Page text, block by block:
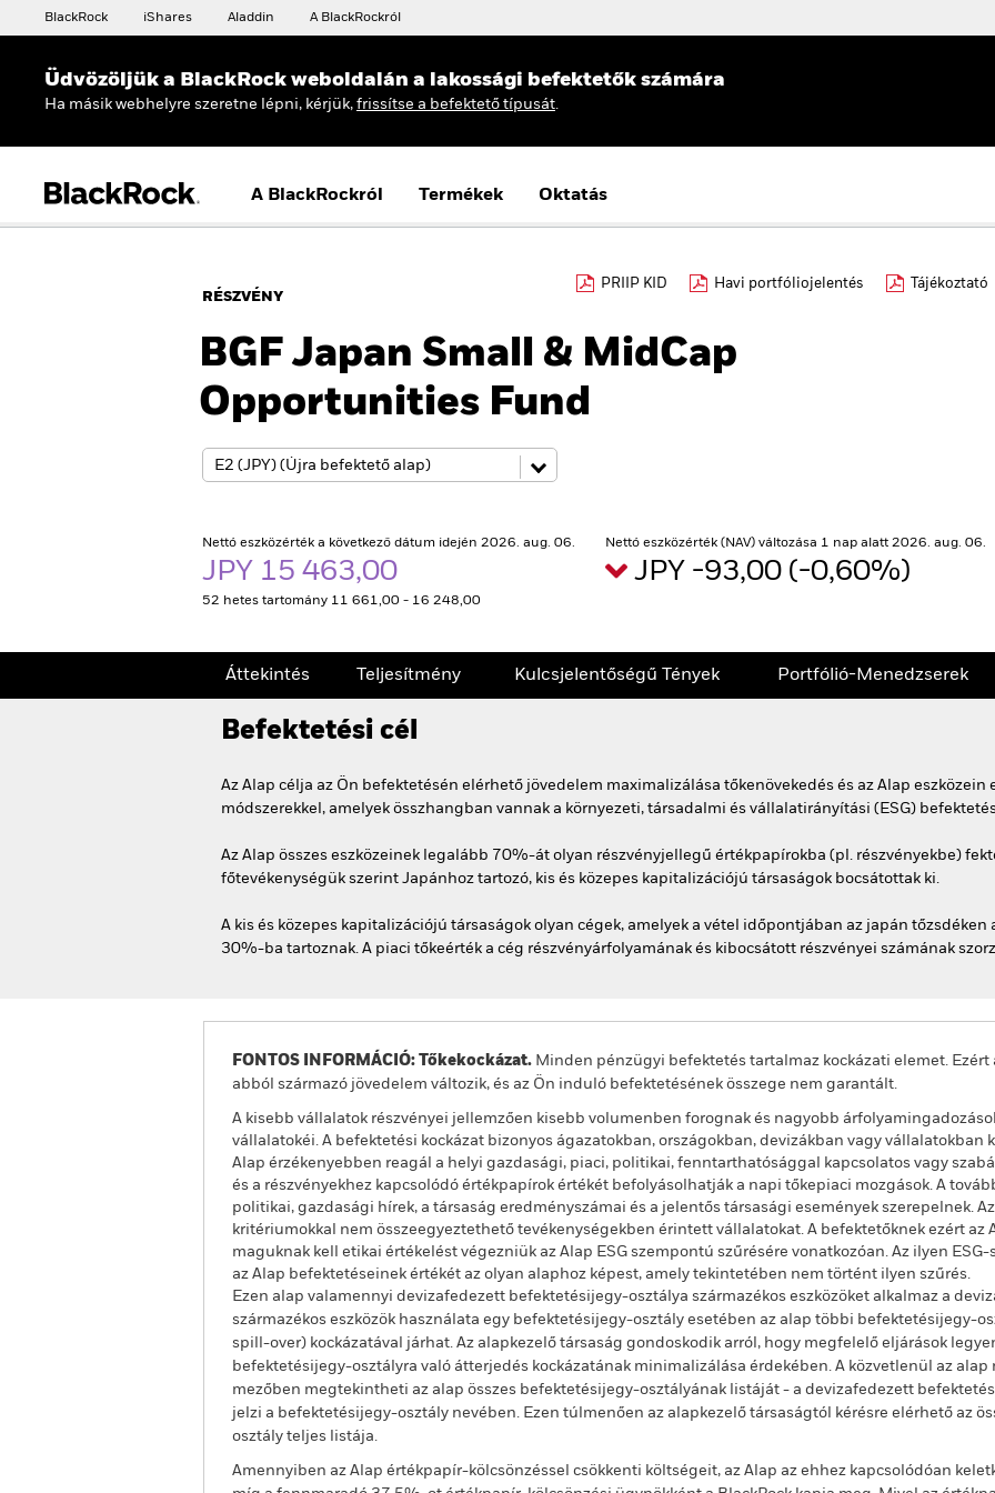
BlackRock iShares Aladdin A BlackRockról
Üdvözöljük a BlackRock weboldalán a lakossági befektetők számára
Ha másik webhelyre szeretne lépni, kérjük, frissítse a befektető típusát
A BlackRockról Termékek Oktatás
RÉSZVÉNY
PRIIP KID Havi portfóliojelentés Tájékoztató
BGF Japan Small & MidCap
Opportunities Fund
Nettó eszközérték a következő dátum idején 2026. aug. 06.
JPY 15 463,00
52 hetes tartomány 11 661,00 - 16 248,00
Nettó eszközérték (NAV) változása 1 nap alatt 2026. aug. 06.
JPY -93,00 (-0,60%)
Áttekintés Teljesítmény Kulcsjelentőségű Tények Portfólió-Menedzserek
Befektetési cél
Az Alap célja az Ön befektetésén elérhető jövedelem maximalizálása tőkenövekedés és az Alap
módszerekkel, amelyek összhangban vannak a környezeti, társadalmi és vállalatirányítási (ESG)
Az Alap összes eszközeinek legalább 70%-át olyan részvényjellegű értékpapírokba (pl. részvényekbe)
főtevékenységük szerint Japánhoz tartozó, kis és közepes kapitalizációjú társaságok bocsátottak ki.
A kis és közepes kapitalizációjú társaságok olyan cégek, amelyek a vétel időpontjában az japán
30%-ba tartoznak. A piaci tőkeérték a cég részvényárfolyamának és kibocsátott részvényei számának
FONTOS INFORMÁCIÓ: Tőkekockázat. Minden pénzügyi befektetés tartalmaz kockázati elemet. Ezért
abból származó jövedelem változik, és az Ön induló befektetésének összege nem garantált.
A kisebb vállalatok részvényei jellemzően kisebb volumenben forognak és nagyobb
vállalatokéi. A befektetési kockázat bizonyos ágazatokban, országokban, devizákban vagy vállalatokban
Alap érzékenyebben reagál a helyi gazdasági, piaci, politikai, fenntarthatósággal kapcsolatos vagy
és a részvényekhez kapcsolódó értékpapírok értékét befolyásolhatják a napi tőkepiaci mozgások. A
politikai, gazdasági hírek, a társaság eredményszámai és a jelentős társasági események szerepelnek.
kritériumokkal nem összeegyeztethető tevékenységekben érintett vállalatokat. A befektetőknek ezért
maguknak kell etikai értékelést végezniük az Alap ESG szempontú szűrésére vonatkozóan. Az ilyen
az Alap befektetéseinek értékét az olyan alaphoz képest, amely tekintetében nem történt ilyen szűrés.
Ezen alap valamennyi devizafedezett befektetésijegy-osztálya származékos eszközöket alkalmaz a
származékos eszközök használata egy befektetésijegy-osztály esetében az alap többi befektetésijegy-
spill-over) kockázatával járhat. Az alapkezelő társaság gondoskodik arról, hogy megfelelő eljárások
befektetésijegy-osztályra való átterjedés kockázatának minimalizálása érdekében. A közvetlenül az
mezőben megtekintheti az alap összes befektetésijegy-osztályának listáját - a devizafedezett
jelzi a befektetésijegy-osztály nevében. Ezen túlmenően az alapkezelő társaságtól kérésre elérhető az
osztály teljes listája.
Amennyiben az Alap értékpapír-kölcsönzéssel csökkenti költségeit, az Alap az ehhez kapcsolódóan